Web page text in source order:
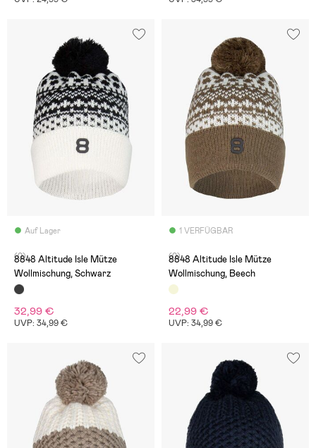
Auf Lager
(0)
8848 Altitude Isle Mütze
Wollmischung, Schwarz
32,99 €
UVP: 34,99 €
1 VERFÜGBAR
(0)
8848 Altitude Isle Mütze
Wollmischung, Beech
22,99 €
UVP: 34,99 €